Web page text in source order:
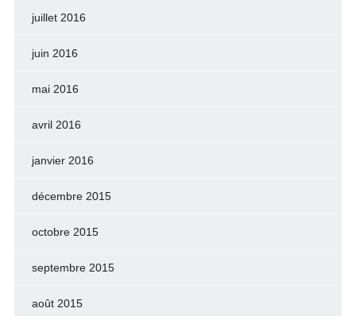
juillet 2016
juin 2016
mai 2016
avril 2016
janvier 2016
décembre 2015
octobre 2015
septembre 2015
août 2015